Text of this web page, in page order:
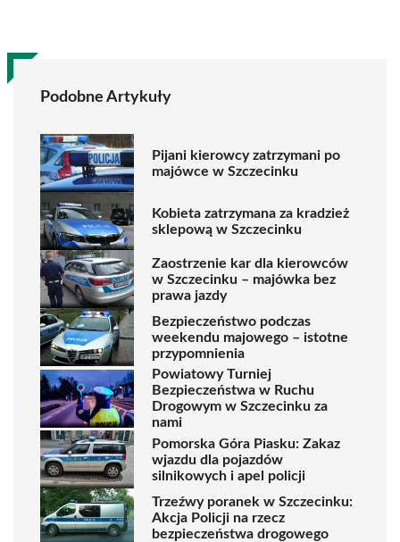
Podobne Artykuły
Pijani kierowcy zatrzymani po
majówce w Szczecinku
Kobieta zatrzymana za kradzież
sklepową w Szczecinku
Zaostrzenie kar dla kierowców
w Szczecinku – majówka bez
prawa jazdy
Bezpieczeństwo podczas
weekendu majowego – istotne
przypomnienia
Powiatowy Turniej
Bezpieczeństwa w Ruchu
Drogowym w Szczecinku za
nami
Pomorska Góra Piasku: Zakaz
wjazdu dla pojazdów
silnikowych i apel policji
Trzeźwy poranek w Szczecinku:
Akcja Policji na rzecz
bezpieczeństwa drogowego